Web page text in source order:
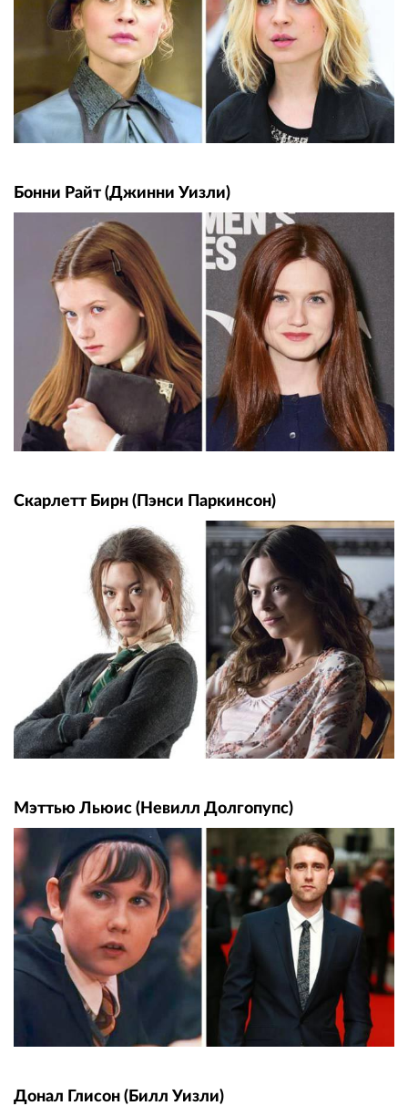
Бонни Райт (Джинни Уизли)
Скарлетт Бирн (Пэнси Паркинсон)
Мэттью Льюис (Невилл Долгопупс)
Донал Глисон (Билл Уизли)